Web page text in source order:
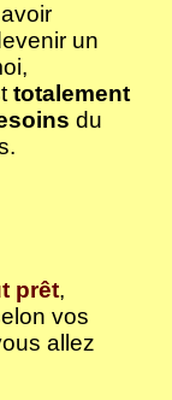
un
totalement
du
prêt,
vos
allez